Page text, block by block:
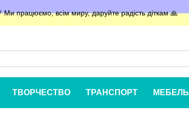
Ми працюємо, всім миру, даруйте радість діткам 🙏
ТВОРЧЕСТВО ТРАНСПОРТ МЕБЕЛЬ